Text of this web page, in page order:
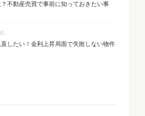
不動産売買で事前に知っておきたい事
したい！金利上昇局面で失敗しない物件